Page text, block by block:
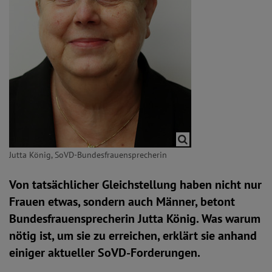
Jutta König, SoVD-Bundesfrauensprecherin
Von tatsächlicher Gleichstellung haben nicht nur
Frauen etwas, sondern auch Männer, betont
Bundesfrauensprecherin Jutta König. Was warum
nötig ist, um sie zu erreichen, erklärt sie anhand
einiger aktueller SoVD-Forderungen.